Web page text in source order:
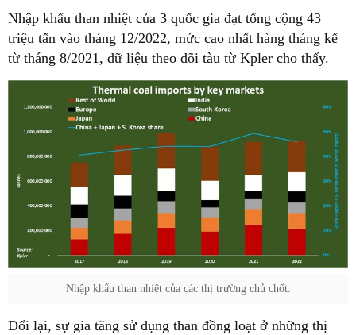
Nhập khẩu than nhiệt của 3 quốc gia đạt tổng cộng 43
triệu tấn vào tháng 12/2022, mức cao nhất hàng tháng kể
từ tháng 8/2021, dữ liệu theo dõi tàu từ Kpler cho thấy.
Nhập khẩu than nhiệt của các thị trường chủ chốt.
Đổi lại, sự gia tăng sử dụng than đồng loạt ở những thị